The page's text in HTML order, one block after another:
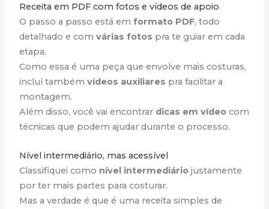
Receita em PDF com fotos e vídeos de apoio
O passo a passo está emformato PDF, todo
detalhado e comvárias fotos pra te guiar em cada
etapa.
Como essa é uma peça que envolve mais costuras,
incluí tambémvídeos auxiliares pra facilitar a
montagem.
Além disso, você vai encontrar dicas em vídeo com
técnicas que podem ajudar durante o processo.
Nível intermediário, mas acessível
Classifiquei como nível intermediário justamente
por ter mais partes para costurar.
Mas a verdade é que é uma receita simples de